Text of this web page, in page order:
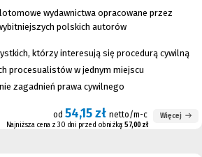
wydawnictwa opracowane przez
polskich autorów
którzy interesują się procedurą cywilną
procesualistów w jednym miejscu
zagadnień prawa cywilnego
od 54,15 zł netto/m-c
Najniższa cena z 30 dni przed obniżką: 57,00 zł
Więcej